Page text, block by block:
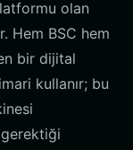
olan
Hem BSC hem
bir dijital
kullanır; bu